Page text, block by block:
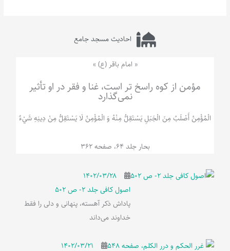
احادیث مسجد جامع
« امام باقر (ع) »
مؤمن از کوه راسخ تر است، غنا و فقر در او تأثیر
نمی‌گذارد
الْمُؤْمِنُ‌ أَصْلَبُ‌ مِنَ‌ الْجَبَلِ‌ یَسْتَقِلُّ مِنْهُ وَ الْمُؤْمِنُ لَا يَسْتَقِلُّ مِنْ دِينِهِ شَيْ‌ءٌ
بحار جلد 64، صفحه 362
۱۴۰۲/۰۳/۲۸
اصول کافی جلد 2- ص 502
پاداش ذکر آهسته، پنهانی و دلی را فقط
خداوند می‌داند
۱۴۰۲/۰۳/۲۱